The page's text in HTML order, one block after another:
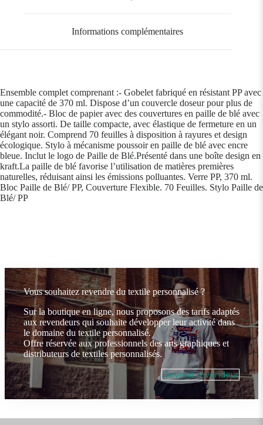
Informations complémentaires
Ensemble complet comprenant :- Gobelet fabriqué en résistant PP avec
une capacité de 370 ml. Dispose d’un couvercle doseur pour plus de
commodité.- Bloc de papier avec des couvertures en paille de blé avec
un stylo assorti. De taille compacte, avec élastique de fermeture en un
élégant noir. Comprend 70 feuilles à disposition à rayures et design
écologique. Stylo à mécanisme poussoir en paille de blé avec encre
bleue. Inclut le logo de Paille de Blé.Présenté dans une boîte design en
kraft.La paille de blé favorise l’utilisation de matières premières
naturelles, réduisant ainsi les émissions polluantes. Verre PP, 370 ml.
Bloc Paille de Blé/ PP, Couverture Flexible. 70 Feuilles. Stylo Paille de
Blé/ PP
Vous souhaitez revendre du textile personnalisé ?
Sur la boutique en ligne, nous proposons des tarifs adaptés
aux revendeurs qui souhaite développer leur activité dans
le domaine du textile personnalisé.
Offre réservée aux professionnels des arts graphiques et
distributeurs de textiles personnalisés.
Devenir revendeur